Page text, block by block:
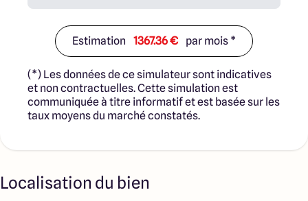
Estimation 1367.36 € par mois *
(*) Les données de ce simulateur sont indicatives
et non contractuelles. Cette simulation est
communiquée à titre informatif et est basée sur les
taux moyens du marché constatés.
Localisation du bien